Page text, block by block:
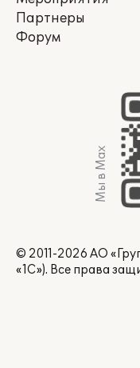
Партнеры
Форум
Мы в Max
© 2011-2026 АО
«1С»). Все права